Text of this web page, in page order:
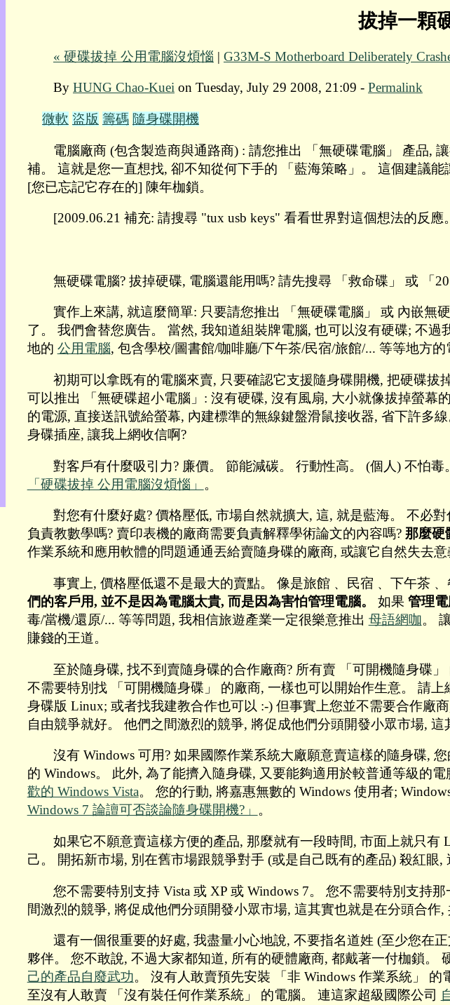
English
拔掉一顆
« 硬碟拔掉 公用電腦沒煩惱 | G33M-S Motherboard Deliberately
By HUNG Chao-Kueion Tuesday, July 29 2008, 21:09 - Permalink
微軟 盜版 籌碼 隨身碟開機
電腦廠商 (包含製造商與通路商) : 請您推出 「無硬碟電腦」 產品,
補。 這就是您一直想找, 卻不知從何下手的 「藍海策略」。 這個建議
[您已忘記它存在的] 陳年枷鎖。
[2009.06.21 補充: 請搜尋 "tux usb keys" 看看世界對這個想法的反應
無硬碟電腦? 拔掉硬碟, 電腦還能用嗎? 請先搜尋 「救命碟」 或 「
實作上來講, 就這麼簡單: 只要請您推出 「無硬碟電腦」 或 內嵌無
了。 我們會替您廣告。 當然, 我知道組裝牌電腦, 也可以沒有硬碟; 不
地的 公用電腦, 包含學校/圖書館/咖啡廳/下午茶/民宿/旅館/... 等等地方的
初期可以拿既有的電腦來賣, 只要確認它支援隨身碟開機, 把硬碟
可以推出 「無硬碟超小電腦」: 沒有硬碟, 沒有風扇, 大小就像拔掉螢幕的
的電源, 直接送訊號給螢幕, 內建標準的無線鍵盤滑鼠接收器, 省下許多
身碟插座, 讓我上網收信啊?
對客戶有什麼吸引力? 廉價。 節能減碳。 行動性高。 (個人) 不怕
「硬碟拔掉 公用電腦沒煩惱」
。
對您有什麼好處? 價格壓低, 市場自然就擴大, 這, 就是藍海。 不必
負責教數學嗎? 賣印表機的廠商需要負責解釋學術論文的內容嗎? 那麼硬
作業系統和應用軟體的問題通通丟給賣隨身碟的廠商, 或讓它自然失去意
事實上, 價格壓低還不是最大的賣點。 像是旅館﹑ 民宿﹑ 下午茶
們的客戶用, 並不是因為電腦太貴, 而是因為害怕管理電腦。
如果 管理
毒/當機/還原/... 等等問題, 我相信旅遊產業一定很樂意推出 母語網咖。
賺錢的王道。
至於隨身碟, 找不到賣隨身碟的合作廠商? 所有賣 「可開機隨身碟
不需要特別找 「可開機隨身碟」 的廠商, 一樣也可以開始作生意。 請
身碟版 Linux; 或者找我建教合作也可以 :-) 但事實上您並不需要合作廠
自由競爭就好。 他們之間激烈的競爭, 將促成他們分頭開發小眾市場,
沒有 Windows 可用? 如果國際作業系統大廠願意賣這樣的隨身碟,
的 Windows。 此外, 為了能擠入隨身碟, 又要能夠適用於較普通等級的
歡的 Windows Vista。 您的行動, 將嘉惠無數的 Windows 使用者;
Windows 7 論譠可否談論隨身碟開機?」
。
如果它不願意賣這樣方便的產品, 那麼就有一段時間, 市面上就只
己。 開拓新市場, 別在舊市場跟競爭對手 (或是自己既有的產品) 殺紅眼,
您不需要特別支持 Vista 或 XP 或 Windows 7。 您不需要特別支持
間激烈的競爭, 將促成他們分頭開發小眾市場, 這其實也就是在分頭合作,
還有一個很重要的好處, 我盡量小心地說, 不要指名道姓 (至少您在
夥伴。 您不敢說, 不過大家都知道, 所有的硬體廠商, 都戴著一付枷鎖
己的產品自廢武功。 沒有人敢賣預先安裝 「非 Windows 作業系統」
至沒有人敢賣 「沒有裝任何作業系統」 的電腦。 連這家超級國際公司